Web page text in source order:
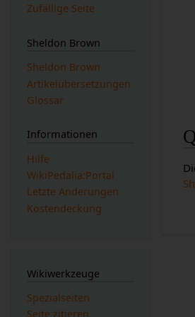
Zufällige Seite
Sheldon Brown
Sheldon Brown
Artikelübersetzungen
Glossar
Informationen
Hilfe
WikiPedalia:Portal
Letzte Änderungen
Kostendeckung
Wikiwerkzeuge
Spezialseiten
Seite zitieren